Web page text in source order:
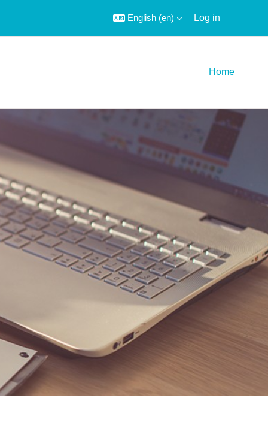
English ‎(en)‎ Log in
Home